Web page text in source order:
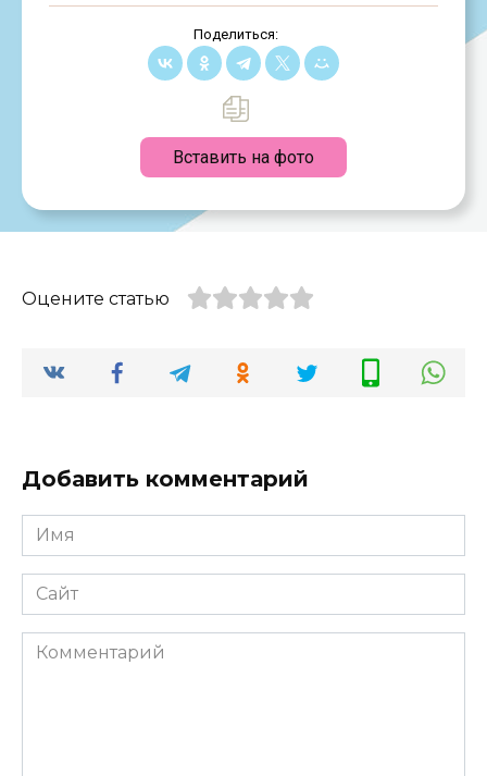
Поделиться:
Вставить на фото
Оцените статью
Добавить комментарий
Имя
*
Сайт
Комментарий